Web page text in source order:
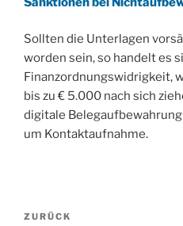
Sollten die Unterlagen
worden sein, so handelt es
Finanzordnungswidrigkeit,
bis zu € 5.000 nach sich
digitale
um Kontaktaufnahme.
Beitragsnavigation
Vorheriger
ZURÜCK